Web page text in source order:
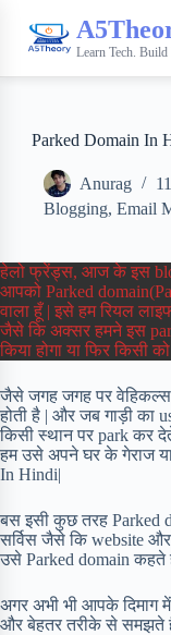
Learn Tech.
Parked Domain In
Anurag
Blogging, Email
हेलो फ्रेंड्स, आज के इस
आपको Parked
वाला हूँ | इसे हम रियल
जैसे कि अक्सर हमने इस
किया होगा या फिर किसी
जैसे जगह जगह पर
होती है | और जब गाड़ी का
किसी स्थान पर park कर
हम उसे अपने घर के गेराज
In Hindi|
बस इसी कुछ तरह Parked
सर्विस जैसे कि website और
उसे Parked domain कहते
अगर अभी भी आपके दिमाग
और बेहतर तरीके से समझते